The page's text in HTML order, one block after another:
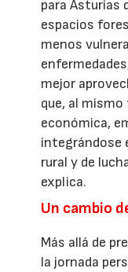
para Asturias
espacios
menos
mejor
que, al
económica,
integrándose
rural y de
explica.
Un cambio
Más allá de
la jornada